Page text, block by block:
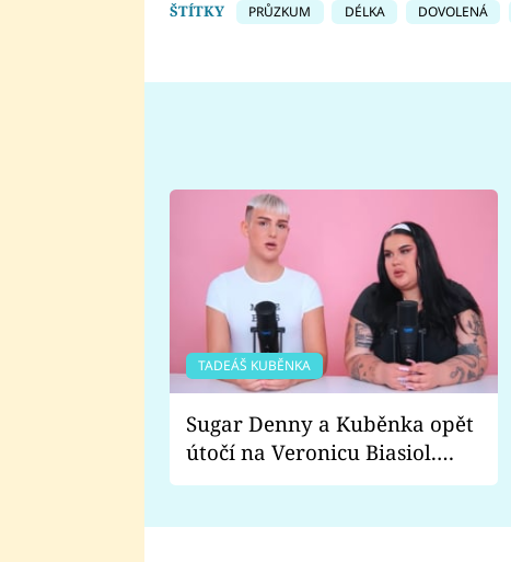
ŠTÍTKY PRŮZKUM DÉLKA DOVOLENÁ
TADEÁŠ KUBĚNKA
Sugar Denny a Kuběnka opět
útočí na Veronicu Biasiol.
Proč je podle nich falešná a